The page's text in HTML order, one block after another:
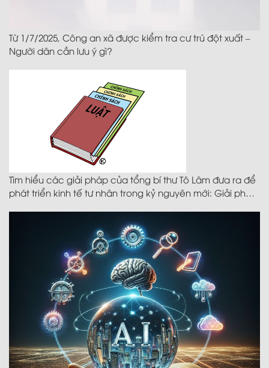
Từ 1/7/2025, Công an xã được kiểm tra cư trú đột xuất –
Người dân cần lưu ý gì?
Tìm hiểu các giải pháp của tổng bí thư Tô Lâm đưa ra để
phát triển kinh tế tư nhân trong kỷ nguyên mới: Giải pháp
phục vụ doanh nghiệp, phụng sự đất nước